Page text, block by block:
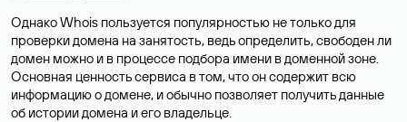
Однако Whois пользуется популярностью не только для
проверки домена на занятость, ведь определить, свободен ли
домен можно и в процессе подбора имени в доменной зоне.
Основная ценность сервиса в том, что он содержит всю
информацию о домене, и обычно позволяет получить данные
об истории домена и его владельце.